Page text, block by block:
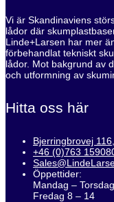
Vi är Skandinaviens
lådor där
Linde+Larsen har mer
förbehandlat tekniskt
lådor. Mot bakgrund av
och utformning av
Hitta oss här
Bjerringbrovej
+46 (0)763
Öppettider:
Mandag –
Fredag 8 – 14